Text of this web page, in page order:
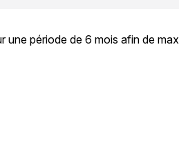
période de 6 mois afin de